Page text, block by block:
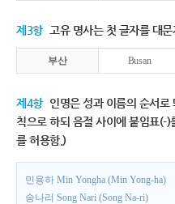
제3항 고유 명사는 첫 글자를 대문
부산 Busan
제4항 인명은 성과 이름의 순서로
칙으로 하되 음절 사이에 붙임표(-)
를 허용함.)
민용하 Min Yongha (Min Yong-ha)
송나리 Song Nari (Song Na-ri)